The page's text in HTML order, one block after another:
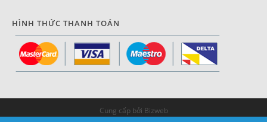
HÌNH THỨC THANH TOÁN
Cung cấp bởi Bizweb